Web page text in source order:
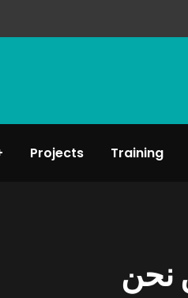
Projects Training
نحن